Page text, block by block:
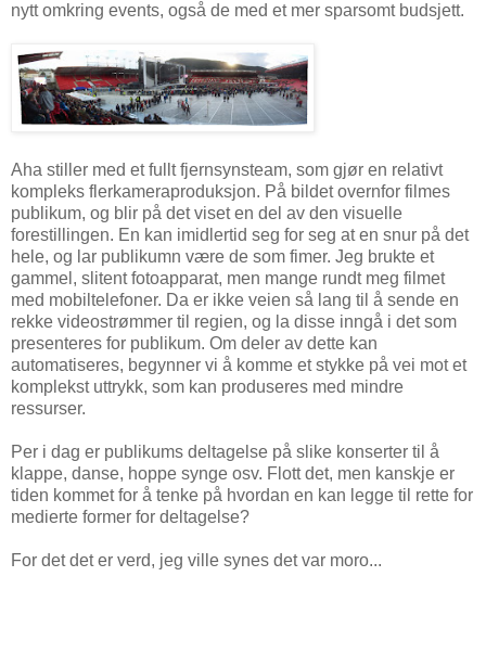
nytt omkring events, også de med et mer sparsomt budsjett.
Aha stiller med et fullt fjernsynsteam, som gjør en relativt
kompleks flerkameraproduksjon. På bildet overnfor filmes
publikum, og blir på det viset en del av den visuelle
forestillingen. En kan imidlertid seg for seg at en snur på det
hele, og lar publikumn være de som fimer. Jeg brukte et
gammel, slitent fotoapparat, men mange rundt meg filmet
med mobiltelefoner. Da er ikke veien så lang til å sende en
rekke videostrømmer til regien, og la disse inngå i det som
presenteres for publikum. Om deler av dette kan
automatiseres, begynner vi å komme et stykke på vei mot et
komplekst uttrykk, som kan produseres med mindre
ressurser.
Per i dag er publikums deltagelse på slike konserter til å
klappe, danse, hoppe synge osv. Flott det, men kanskje er
tiden kommet for å tenke på hvordan en kan legge til rette for
medierte former for deltagelse?
For det det er verd, jeg ville synes det var moro...